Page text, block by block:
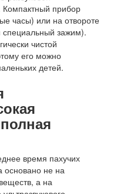
Компактный прибор
часы) или на отвороте
специальный зажим).
чистой
его можно
детей.
время пахучих
основано не на
а на